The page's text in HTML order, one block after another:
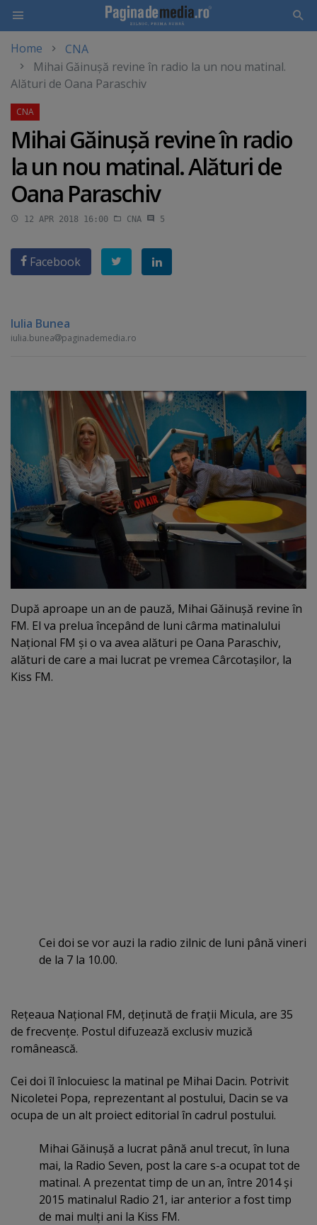
main
content
Home
CNA
Mihai Găinuşă revine în radio la un nou matinal.
Alături de Oana Paraschiv
Mihai Găinuşă revine în radio
la un nou matinal. Alături de
Oana Paraschiv
12 APR 2018 16:00 CNA 5
Facebook
Iulia Bunea
iulia.bunea paginademedia.ro
După aproape un an de pauză, Mihai Găinuşă revine în
FM. El va prelua începând de luni cârma matinalului
Naţional FM şi o va avea alături pe Oana Paraschiv,
alături de care a mai lucrat pe vremea Cârcotaşilor, la
Kiss FM.
Cei doi se vor auzi la radio zilnic de luni până vineri
de la 7 la 10.00.
Reţeaua Naţional FM, deţinută de fraţii Micula, are 35
de frecvenţe. Postul difuzează exclusiv muzică
românească.
Cei doi îl înlocuiesc la matinal pe Mihai Dacin. Potrivit
Nicoletei Popa, reprezentant al postului, Dacin se va
ocupa de un alt proiect editorial în cadrul postului.
Mihai Găinuşă a lucrat până anul trecut, în luna
mai, la Radio Seven, post la care s-a ocupat tot de
matinal. A prezentat timp de un an, între 2014 şi
2015 matinalul Radio 21, iar anterior a fost timp
de mai mulţi ani la Kiss FM.